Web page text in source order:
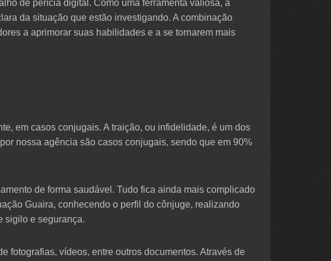
de perícia digital. Como uma ferramenta valiosa, a
da situação que estão investigando. A combinação
a aprimorar suas habilidades e a se tornarem mais
em casos conjugais. A traição, ou infidelidade, é um dos
nossa agência são casos conjugais, sendo que em 90%
de forma saudável. Tudo fica ainda mais complicado
Guaira, conhecendo o perfil do cônjuge, realizando
sigilo e segurança.
fotografias, vídeos, entre outros documentos. Através de